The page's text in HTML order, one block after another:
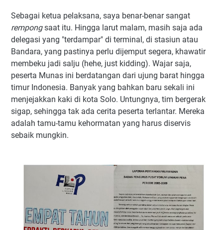
Sebagai ketua pelaksana, saya benar-benar sangat
rempongsaat itu. Hingga larut malam, masih saja ada
delegasi yang "terdampar" di terminal, di stasiun atau
Bandara, yang pastinya perlu dijemput segera, khawatir
membeku jadi salju (hehe, just kidding). Wajar saja,
peserta Munas ini berdatangan dari ujung barat hingga
timur Indonesia. Banyak yang bahkan baru sekali ini
menjejakkan kaki di kota Solo. Untungnya, tim bergerak
sigap, sehingga tak ada cerita peserta terlantar. Mereka
adalah tamu-tamu kehormatan yang harus diservis
sebaik mungkin.